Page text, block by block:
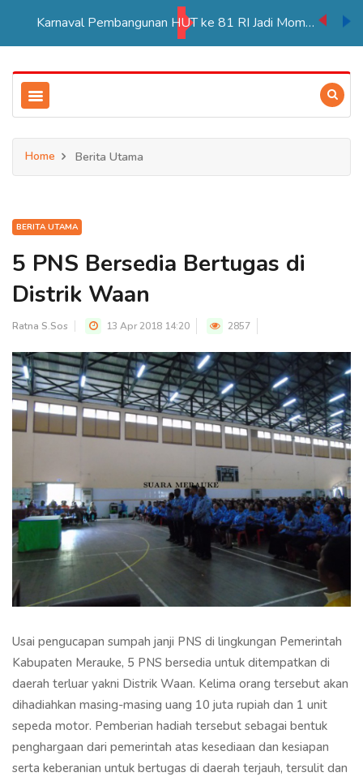
Karnaval Pembangunan HUT ke 81 RI Jadi Momentum Perkuat Persatuan di Merauke
Home Berita Utama
BERITA UTAMA
5 PNS Bersedia Bertugas di
Distrik Waan
Ratna S.Sos 13 Apr 2018 14:20 2857
Usai pengucapan sumpah janji PNS di lingkungan Pemerintah
Kabupaten Merauke, 5 PNS bersedia untuk ditempatkan di
daerah terluar yakni Distrik Waan. Kelima orang tersebut akan
dihadiahkan masing-masing uang 10 juta rupiah dan 1 unit
sepeda motor. Pemberian hadiah tersebut sebagai bentuk
penghargaan dari pemerintah atas kesediaan dan kesiapan
serta keberanian untuk bertugas di daerah terjauh, tersulit dan